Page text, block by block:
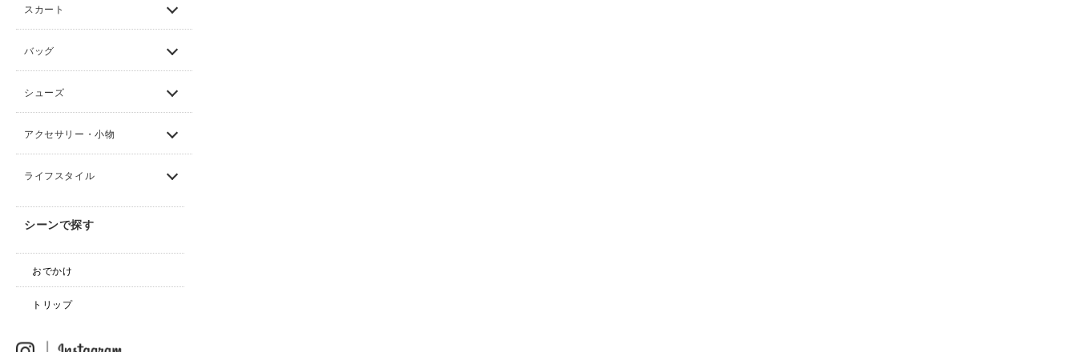
スカート
バッグ
シューズ
アクセサリー・小物
ライフスタイル
シーンで探す
おでかけ
トリップ